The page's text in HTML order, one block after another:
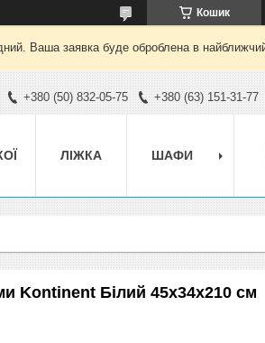
Кошик
Ваша заявка буде оброблена в
+380 (50) 832-05-75 +380 (63) 151-31-77
ЛІЖКА ШАФИ
Kontinent Білий 45х34х210 см